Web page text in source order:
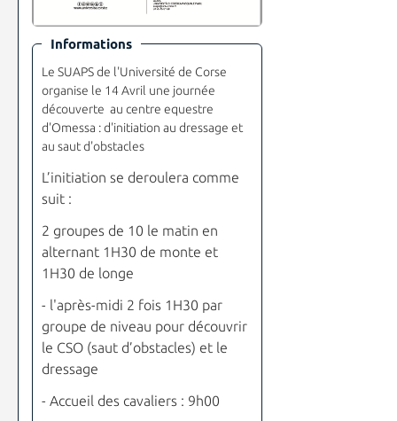
Informations
Le SUAPS de l'Université de Corse
organise le 14 Avril une journée
découverte au centre equestre
d'Omessa : d'initiation au dressage et
au saut d'obstacles
L’initiation se deroulera comme
suit :
2 groupes de 10 le matin en
alternant 1H30 de monte et
1H30 de longe
- l'après-midi 2 fois 1H30 par
groupe de niveau pour découvrir
le CSO (saut d’obstacles) et le
dressage
- Accueil des cavaliers : 9h00